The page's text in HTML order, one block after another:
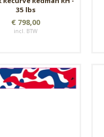
35 lbs
€ 798,00
incl. BTW